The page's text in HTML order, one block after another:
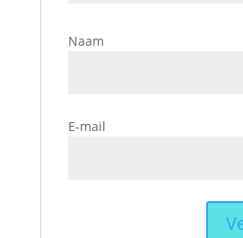
Naam
E-mail